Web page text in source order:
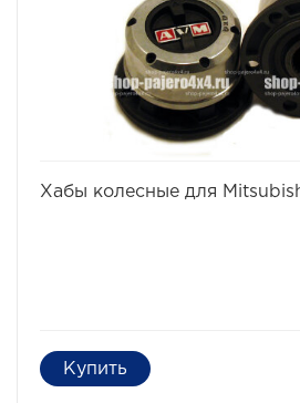
Хабы колесные для